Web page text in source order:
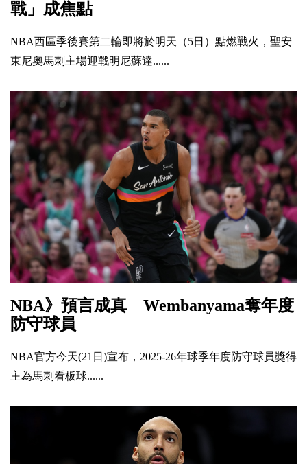
戰」成焦點
NBA西區季後賽第二輪即將於明天（5日）點燃戰火，聖安
東尼奧馬刺主場迎戰明尼蘇達......
NBA》預言成真 Wembanyama奪年度
防守球員
NBA官方今天(21日)宣布，2025-26年球季年度防守球員獎得
主為馬刺看板球......